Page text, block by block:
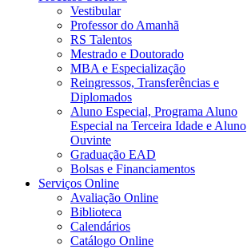
Vestibular
Professor do Amanhã
RS Talentos
Mestrado e Doutorado
MBA e Especialização
Reingressos, Transferências e
Diplomados
Aluno Especial, Programa Aluno
Especial na Terceira Idade e Aluno
Ouvinte
Graduação EAD
Bolsas e Financiamentos
Serviços Online
Avaliação Online
Biblioteca
Calendários
Catálogo Online